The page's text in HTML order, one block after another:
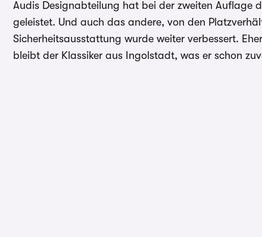
Audis Designabteilung hat bei der zweiten Auflage
geleistet. Und auch das andere, von den
Sicherheitsausstattung wurde weiter verbessert.
bleibt der Klassiker aus Ingolstadt, was er schon